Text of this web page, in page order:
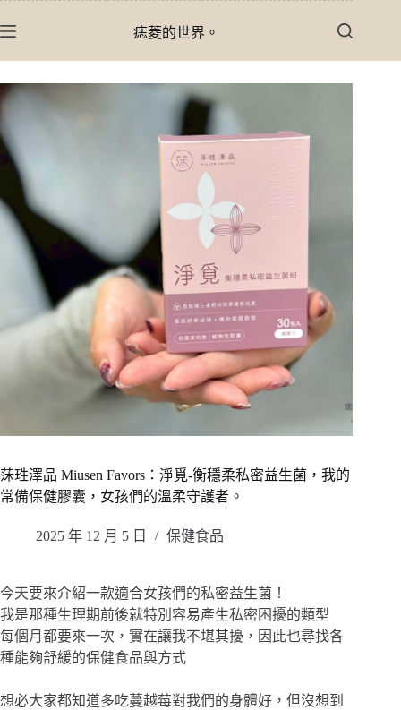
至
內
痣菱的世界。
莯珄澤品 Miusen Favors：淨覓-衡穩柔私密益生菌，我的
常備保健膠囊，女孩們的溫柔守護者。
2025 年 12 月 5 日 保健食品
今天要來介紹一款適合女孩們的私密益生菌！
我是那種生理期前後就特別容易產生私密困擾的類型
每個月都要來一次，實在讓我不堪其擾，因此也尋找各
種能夠舒緩的保健食品與方式
想必大家都知道多吃蔓越莓對我們的身體好，但沒想到